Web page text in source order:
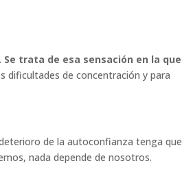
Se trata de esa sensación en la que
dificultades de concentración y para
de la autoconfianza tenga que
nada depende de nosotros.